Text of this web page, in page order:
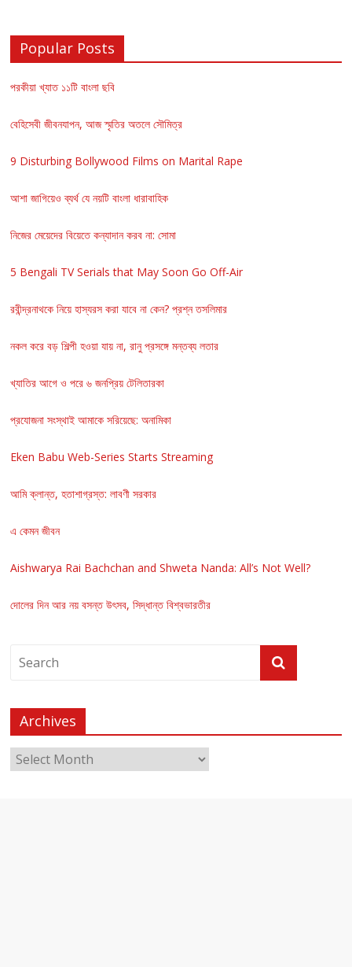
Popular Posts
পরকীয়া খ্যাত ১১টি বাংলা ছবি
বেহিসেবী জীবনযাপন, আজ স্মৃতির অতলে সৌমিত্র
9 Disturbing Bollywood Films on Marital Rape
আশা জাগিয়েও ব্যর্থ যে নয়টি বাংলা ধারাবাহিক
নিজের মেয়েদের বিয়েতে কন্যাদান করব না: সোমা
5 Bengali TV Serials that May Soon Go Off-Air
রবীন্দ্রনাথকে নিয়ে হাস্যরস করা যাবে না কেন? প্রশ্ন তসলিমার
নকল করে বড় শিল্পী হওয়া যায় না, রানু প্রসঙ্গে মন্তব্য লতার
খ্যাতির আগে ও পরে ৬ জনপ্রিয় টেলিতারকা
প্রযোজনা সংস্থাই আমাকে সরিয়েছে: অনামিকা
Eken Babu Web-Series Starts Streaming
আমি ক্লান্ত, হতাশাগ্রস্ত: লাবণী সরকার
এ কেমন জীবন
Aishwarya Rai Bachchan and Shweta Nanda: All’s Not Well?
দোলের দিন আর নয় বসন্ত উৎসব, সিদ্ধান্ত বিশ্বভারতীর
Archives